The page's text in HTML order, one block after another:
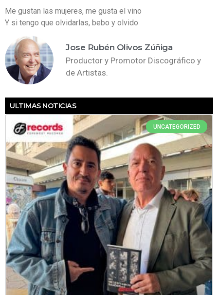
Me gustan las mujeres, me gusta el vino
Y si tengo que olvidarlas, bebo y olvido
wordpress
themes
nulled
wordpress
themes
cracked
udemy
tutorial
free
download
free
download
lynda
tutorial
free
download
wordpress
plugins
wordpress
plugins
cracked
wordpress
themes
cracked
wordpress
plugins
nulled
download
wordpress
themes
free
download
udemy
tutorial
Jose Rubén Olivos Zúñiga
Productor y Promotor Discográfico y
de Artistas.
ULTIMAS NOTICIAS
UNCATEGORIZED